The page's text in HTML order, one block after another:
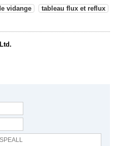
vidange
tableau flux et reflux